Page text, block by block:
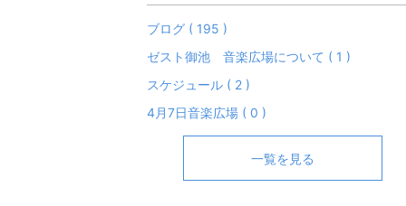
ブログ ( 195 )
ゼスト御池 音楽広場について ( 1 )
スケジュール ( 2 )
4月7日音楽広場 ( 0 )
一覧を見る